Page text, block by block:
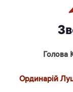
Голова
Ординарій